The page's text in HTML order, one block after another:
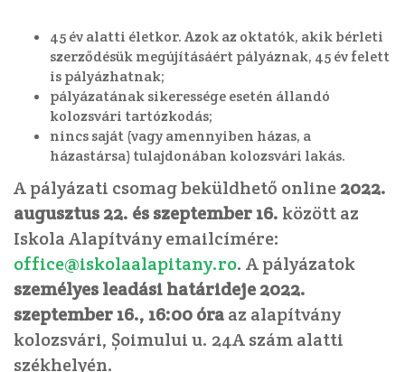
45 év alatti életkor. Azok az oktatók, akik bérleti
szerződésük megújításáért pályáznak, 45 év felett
is pályázhatnak;
pályázatának sikeressége esetén állandó
kolozsvári tartózkodás;
nincs saját (vagy amennyiben házas, a
házastársa) tulajdonában kolozsvári lakás.
A pályázati csomag beküldhető online2022.
augusztus 22. és szeptember 16. között az
Iskola Alapítvány emailcímére:
office@iskolaalapitany.ro. A pályázatok
személyes leadási határideje 2022.
szeptember 16., 16:00 óraaz alapítvány
kolozsvári, Șoimului u. 24A szám alatti
székhelyén.